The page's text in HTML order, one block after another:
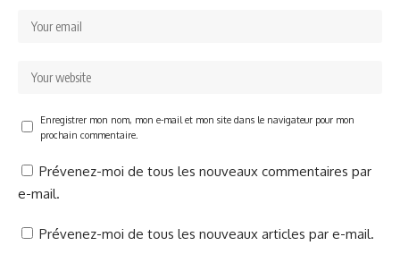
Enregistrer mon nom, mon e-mail et mon site dans le navigateur pour mon
prochain commentaire.
Prévenez-moi de tous les nouveaux commentaires par
e-mail.
Prévenez-moi de tous les nouveaux articles par e-mail.